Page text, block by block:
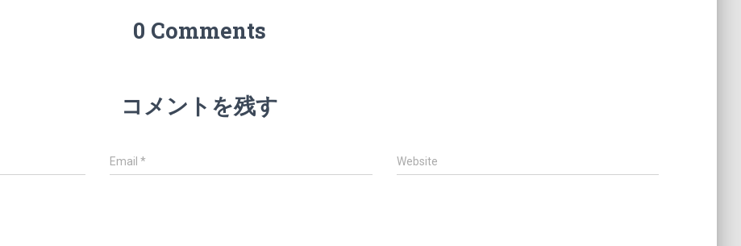
0 Comments
コメントを残す
Email* Website